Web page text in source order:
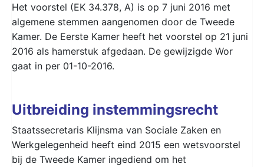
Het voorstel (EK 34.378, A) is op 7 juni 2016 met
algemene stemmen aangenomen door de Tweede
Kamer. De Eerste Kamer heeft het voorstel op 21 juni
2016 als hamerstuk afgedaan. De gewijzigde Wor
gaat in per 01-10-2016.
Uitbreiding instemmingsrecht
Staatssecretaris Klijnsma van Sociale Zaken en
Werkgelegenheid heeft eind 2015 een wetsvoorstel
bij de Tweede Kamer ingediend om het